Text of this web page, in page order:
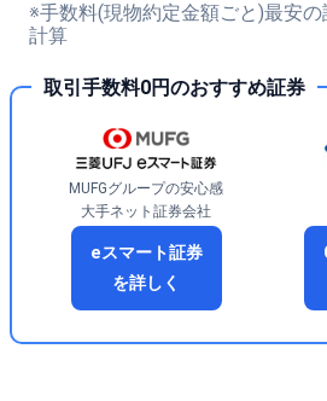
※手数料(現物約定金額ごと)最安の
計算
取引手数料0円のおすすめ証券
MUFGグループの安心感
大手ネット証券会社
eスマート証券
を詳しく